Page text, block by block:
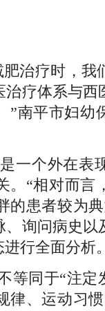
治疗时，我
疗体系与西
南平市妇幼
一个外在表
。“相对而言
的患者较为
询问病史以
行全面分析
等同于“注定
律、运动习